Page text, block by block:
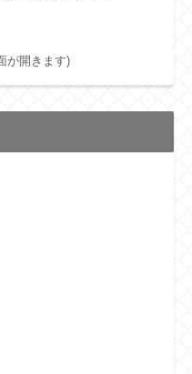
が開きます)